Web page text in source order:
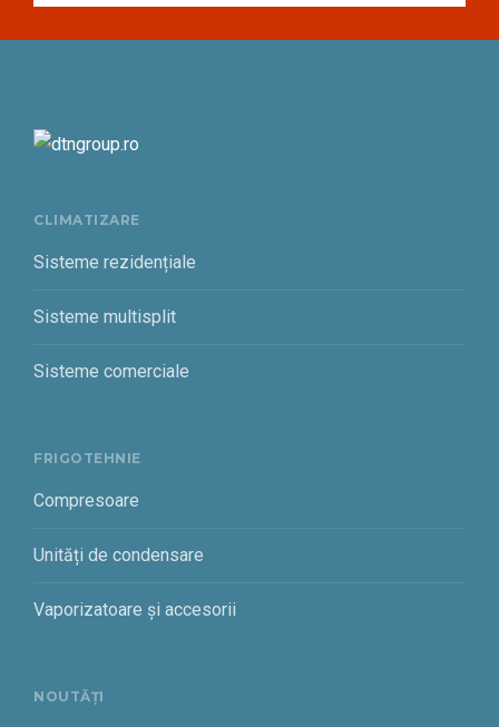
CLIMATIZARE
Sisteme rezidențiale
Sisteme multisplit
Sisteme comerciale
FRIGOTEHNIE
Compresoare
Unități de condensare
Vaporizatoare și accesorii
NOUTĂȚI